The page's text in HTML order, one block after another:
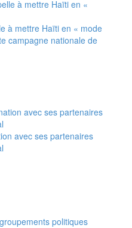
à mettre Haïti en « mode
campagne nationale de
avec ses partenaires